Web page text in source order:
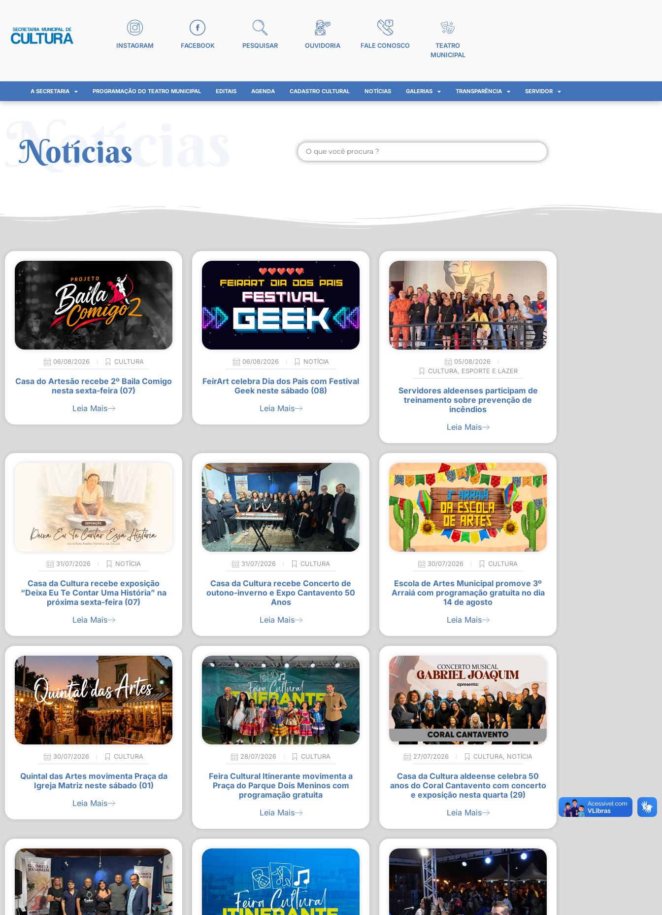
INSTAGRAM FACEBOOK PESQUISAR OUVIDORIA FALE CONOSCO
TEATRO
MUNICIPAL
A SECRETARIA PROGRAMAÇÃO DO TEATRO MUNICIPAL EDITAIS AGENDA CADASTRO CULTURAL NOTÍCIAS GALERIAS TRANSPARÊNCIA SERVIDOR
Notícias
Notícias
06/08/2026 CULTURA
Casa do Artesão recebe 2º Baila Comigo
nesta sexta-feira (07)
Leia Mais
06/08/2026 NOTÍCIA
FeirArt celebra Dia dos Pais com Festival
Geek neste sábado (08)
Leia Mais
05/08/2026
CULTURA, ESPORTE E LAZER
Servidores aldeenses participam de
treinamento sobre prevenção de
incêndios
Leia Mais
31/07/2026 NOTÍCIA
Casa da Cultura recebe exposição
“Deixa Eu Te Contar Uma História” na
próxima sexta-feira (07)
Leia Mais
31/07/2026 CULTURA
Casa da Cultura recebe Concerto de
outono-inverno e Expo Cantavento 50
Anos
Leia Mais
30/07/2026 CULTURA
Escola de Artes Municipal promove 3º
Arraiá com programação gratuita no dia
14 de agosto
Leia Mais
30/07/2026 CULTURA
Quintal das Artes movimenta Praça da
Igreja Matriz neste sábado (01)
Leia Mais
28/07/2026 CULTURA
Feira Cultural Itinerante movimenta a
Praça do Parque Dois Meninos com
programação gratuita
Leia Mais
27/07/2026 CULTURA, NOTÍCIA
Casa da Cultura aldeense celebra 50
anos do Coral Cantavento com concerto
e exposição nesta quarta (29)
Leia Mais